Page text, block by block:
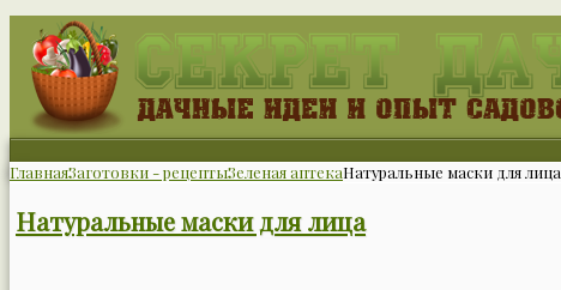
ГлавнаяЗаготовки - рецептыЗеленая аптекаНатуральные маски для лица
Натуральные маски для лица